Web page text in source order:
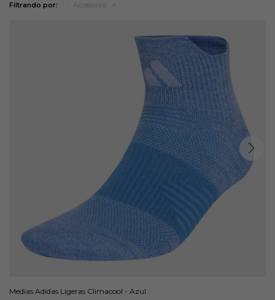
Filtrando por: Accesorios
Medias Adidas Ligeras Climacool - Azul